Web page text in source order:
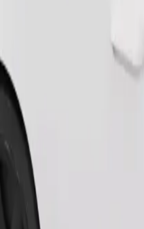
simpanan yang lebih luas